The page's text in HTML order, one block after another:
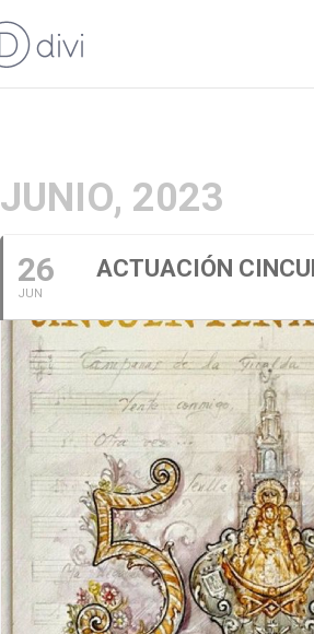
JUNIO, 2023
26
JUN
ACTUACIÓN